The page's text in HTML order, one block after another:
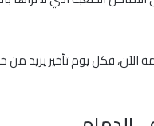
الآن، فكل يوم تأخير يزيد